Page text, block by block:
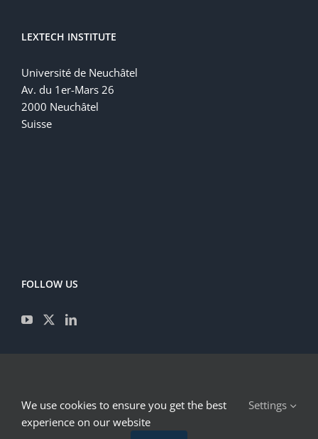
LEXTECH INSTITUTE
Université de Neuchâtel
Av. du 1er-Mars 26
2000 Neuchâtel
Suisse
FOLLOW US
IMPRESSUM
We use cookies to ensure you get the best
experience on our website
Settings